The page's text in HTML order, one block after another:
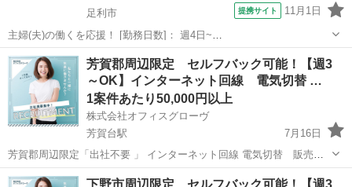
足利市
提携サイト 11月1日
主婦(夫)の働くを応援！ [勤務日数]： 週4日~
10:00~17:00/10:00~16:00/10:00~15:00/09:30~14:00 [勤務地・最寄
駅]： 栃木県足利市 ※勤務エリア選択可 ワールド・ファ...
栃木 足利市 営業
芳賀郡周辺限定 セルフバック可能！【週3
～OK】インターネット回線 電気切替 …
1案件あたり50,000円以上
株式会社オフィスグローヴ
芳賀台駅
7月16日
芳賀郡周辺限定「出社不要 」 インターネット回線 電気切替 販売紹
介 のお仕事です。 私たちは地域の人々に役立つ 大手通信キャリアの
栃木 芳賀郡 芳賀台駅 営業
下野市周辺限定 セルフバック可能！【週3